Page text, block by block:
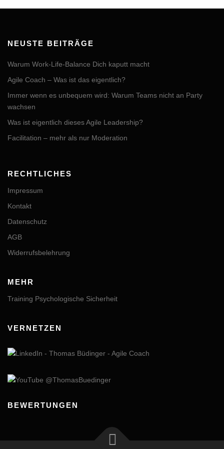
NEUSTE BEITRÄGE
Warum Work-Life-Balance Dich kaputt macht
Agile Coach – Was ist das eigentlich?
Immer wenn es unbequem wird: Warum Teams nicht an Party
wachsen
Was ist eigentlich dieses Agile Leadership?
Facilitation – mehr als nur Moderation
RECHTLICHES
Impressum
Kontakt
Datenschutz
AGB
Widerrufsbelehrung
MEHR
Training Psychologische Sicherheit
VERNETZEN
BEWERTUNGEN